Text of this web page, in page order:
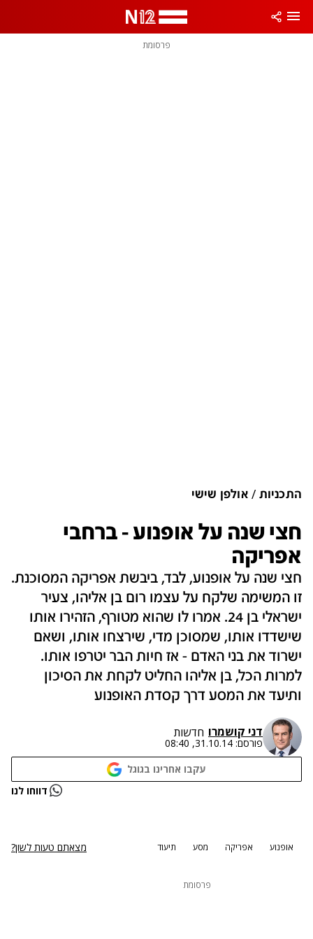
פרסומת
התכניות אולפן שישי
חצי שנה על אופנוע - ברחבי
אפריקה
חצי שנה על אופנוע, לבד, ביבשת אפריקה המסוכנת.
זו המשימה שלקח על עצמו רום בן אליהו, צעיר
ישראלי בן 24. אמרו לו שהוא מטורף, הזהירו אותו
שישדדו אותו, שמסוכן מדי, שירצחו אותו, ושאם
ישרוד את בני האדם - אז חיות הבר יטרפו אותו.
למרות הכל, בן אליהו החליט לקחת את הסיכון
ותיעד את המסע דרך קסדת האופנוע
דני קושמרו חדשות
פורסם: 31.10.14, 08:40
עקבו אחרינו בגוגל
נתקלנו בבעיה דווחו לנו
אופנוע אפריקה מסע תיעוד מצאתם טעות לשון?
פרסומת